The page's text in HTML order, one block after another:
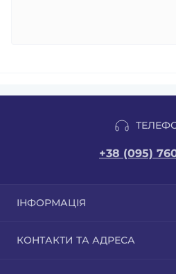
+38 (095)
ІНФОРМАЦІЯ
Доставка і оплата
КОНТАКТИ ТА АДРЕСА
м. Бровари вул. Грушевського